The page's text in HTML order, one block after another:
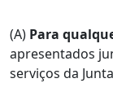
(A) Para
apresentados
serviços da